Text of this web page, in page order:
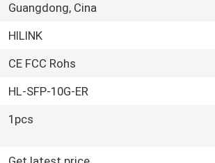
Guangdong, Cina
HILINK
CE FCC Rohs
HL-SFP-10G-ER
1pcs